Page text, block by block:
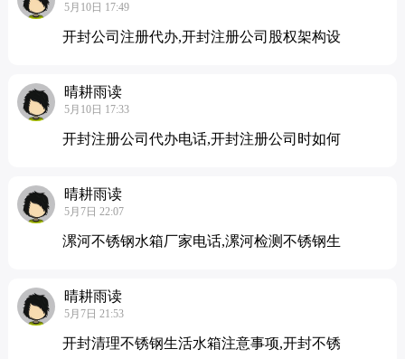
5月10日 17:49
开封公司注册代办,开封注册公司股权架构设
晴耕雨读
5月10日 17:33
开封注册公司代办电话,开封注册公司时如何
晴耕雨读
5月7日 22:07
漯河不锈钢水箱厂家电话,漯河检测不锈钢生
晴耕雨读
5月7日 21:53
开封清理不锈钢生活水箱注意事项,开封不锈